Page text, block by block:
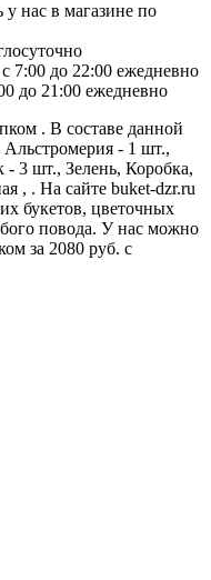
у нас в магазине по
7:00 до 22:00 ежедневно
до 21:00 ежедневно
. В составе данной
- 1 шт.,
3 шт., Зелень, Коробка,
, . На сайте buket-dzr.ru
букетов, цветочных
повода. У нас можно
за 2080 руб. с